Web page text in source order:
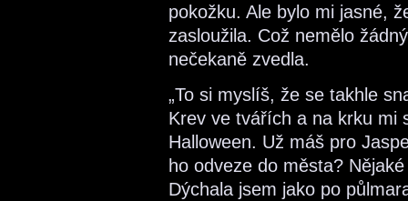
pokožku. Ale bylo mi jasné,
zasloužila. Což nemělo
nečekaně zvedla.
„To si myslíš, že se takhle
Krev ve tvářích a na krku mi
Halloween. Už máš pro
ho odveze do města?
Dýchala jsem jako po